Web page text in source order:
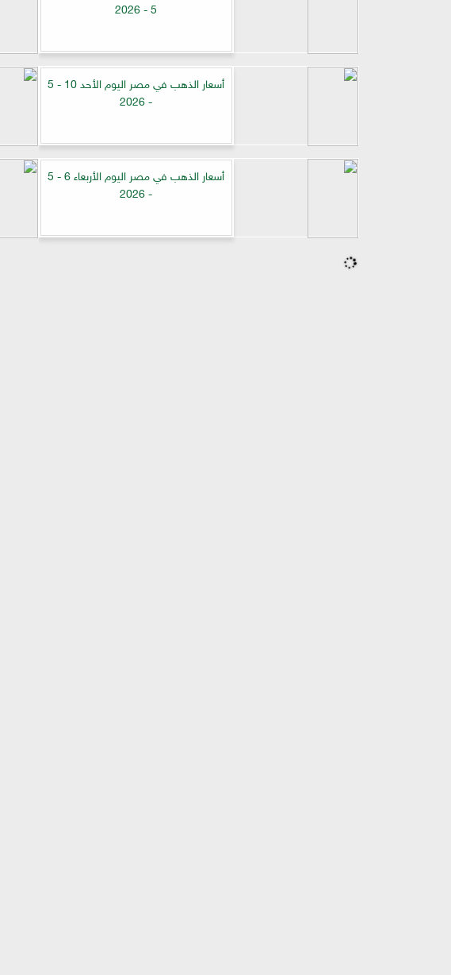
5 - 2026
أسعار الذهب في مصر اليوم الأحد 10 - 5
- 2026
أسعار الذهب في مصر اليوم الأربعاء 6 - 5
- 2026